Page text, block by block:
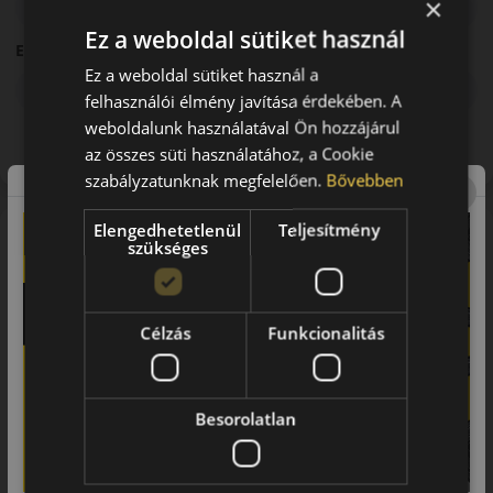
Első részlet összege:
Előbírálat
EU-s abroncscímke
×
Ez a weboldal sütiket használ
Ez a weboldal sütiket használ a
felhasználói élmény javítása érdekében. A
weboldalunk használatával Ön hozzájárul
az összes süti használatához, a Cookie
szabályzatunknak megfelelően. Bővebben
Elengedhetetlenül
szükséges
Teljesítmény
Célzás Funkcionalitás
Besorolatlan